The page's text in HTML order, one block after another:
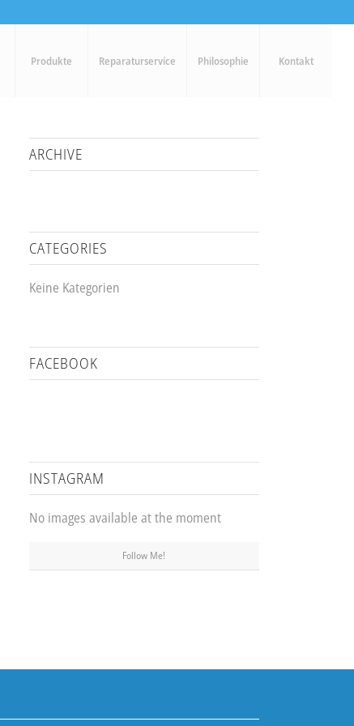
Produkte Reparaturservice Philosophie Kontakt
ARCHIVE
CATEGORIES
Keine Kategorien
FACEBOOK
INSTAGRAM
No images available at the moment
Follow Me!